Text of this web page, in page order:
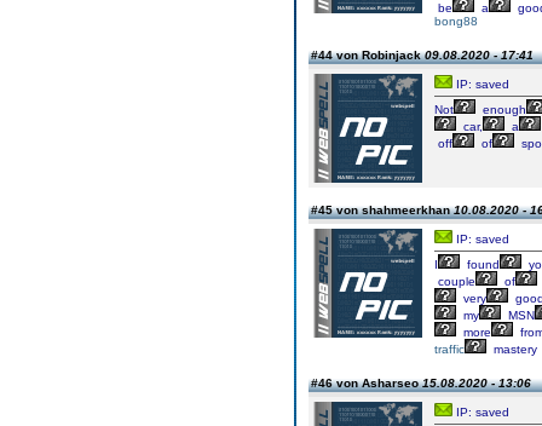
be
a
bong88
#44 von Robinjack09.08.2020 - 17:41
IP: saved
Not
enough
car,
a
off
of
#45 von shahmeerkhan10.08.2020 -
IP: saved
I
found
couple
of
very
my
MSN
more
traffic
mastery
#46 von Asharseo15.08.2020 - 13:06
IP: saved